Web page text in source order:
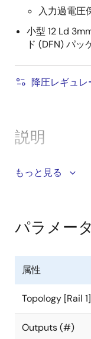
入力過電圧
小型 12 Ld
ド (DFN) パッ
降圧レギュ
説明
ISL85003と
れらはすべて、
ISL85003はルネ
計されており、
ラを内蔵し、非常
計されています
持つように設計
もっと見る
パラメータ
属性
Topology [Rail 1]
Outputs (#)